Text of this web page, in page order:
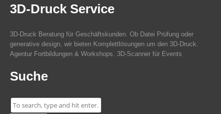
3D-Druck Service
3D-Druck Beratung für Geschäftskunden. Ob Datei Prüfung oder
generative design, wir bieten Komplettlösungen um den 3D-Druck.
Agentur Fortbildungen & Workshops. 3D-Scanner für Events
Suche